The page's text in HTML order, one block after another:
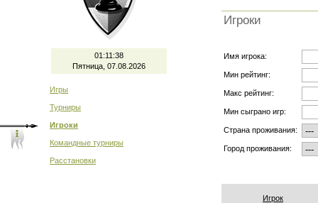
01:11:38
Пятница, 07.08.2026
Игры
Турниры
Игроки
Командные турниры
Расстановки
Игроки
Имя игрока:
Мин рейтинг:
Макс рейтинг:
Мин сыграно игр:
Страна проживания:
Город проживания:
Игрок